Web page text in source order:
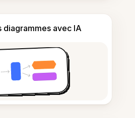
diagrammes avec IA